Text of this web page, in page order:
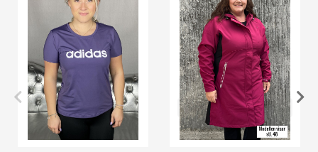
XS 34 36 38 40 42 58/60